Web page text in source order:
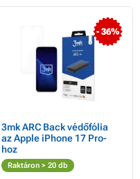
- 36%
3mk ARC Back védőfólia
az Apple iPhone 17 Pro-
hoz
Raktáron > 20 db